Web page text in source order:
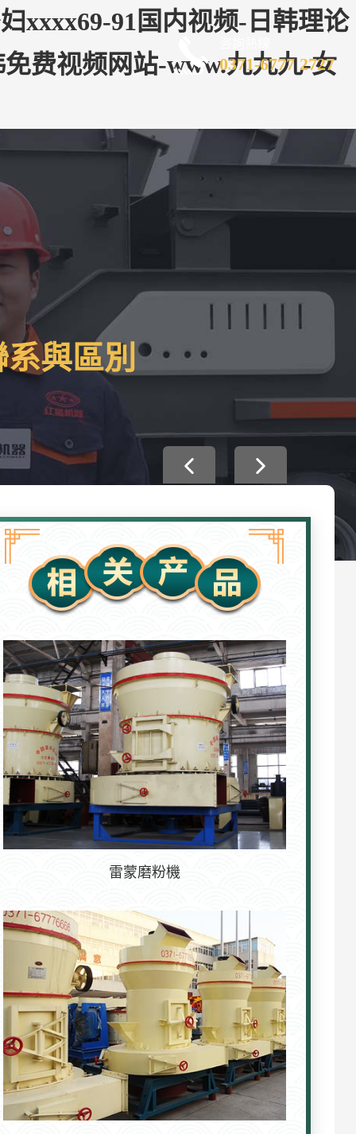
xxxx69-91国内视频-日韩理论
费视频网站-www.九九九-女
0371-6777 2727
與區別
雷蒙磨粉機